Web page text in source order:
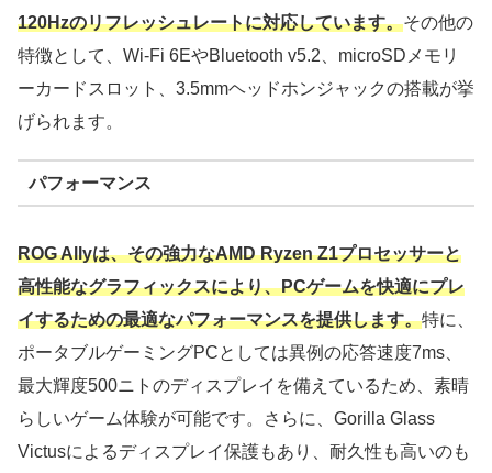
120Hzのリフレッシュレートに対応しています。その他の
特徴として、Wi-Fi 6EやBluetooth v5.2、microSDメモリ
ーカードスロット、3.5mmヘッドホンジャックの搭載が挙
げられます。
パフォーマンス
ROG Allyは、その強力なAMD Ryzen Z1プロセッサーと
高性能なグラフィックスにより、PCゲームを快適にプレ
イするための最適なパフォーマンスを提供します。特に、
ポータブルゲーミングPCとしては異例の応答速度7ms、
最大輝度500ニトのディスプレイを備えているため、素晴
らしいゲーム体験が可能です。さらに、Gorilla Glass
Victusによるディスプレイ保護もあり、耐久性も高いのも